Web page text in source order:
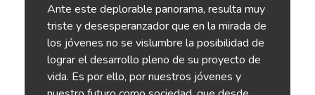
Ante este deplorable panorama, resulta muy
triste y desesperanzador que en la mirada de
los jóvenes no se vislumbre la posibilidad de
lograr el desarrollo pleno de su proyecto de
vida. Es por ello, por nuestros jóvenes y